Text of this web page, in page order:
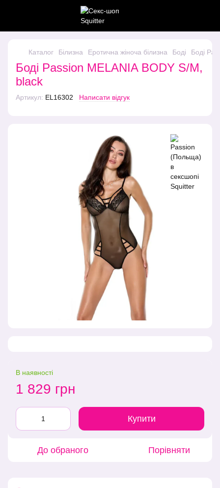
Каталог Білизна Еротична жіноча білизна Боді Боді
Боді Passion MELANIA BODY S/M,
black
Артикул: EL16302 Написати відгук
В наявності
1 829 грн
Купити
До обраного Порівняти